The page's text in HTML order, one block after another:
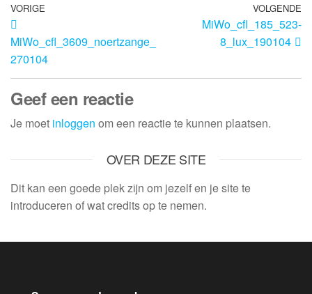
VORIGE
MiWo_cfl_3609_noertzange_
270104
VOLGENDE
MiWo_cfl_185_523-
8_lux_190104
Geef een reactie
Je moet inloggen om een reactie te kunnen plaatsen.
OVER DEZE SITE
Dit kan een goede plek zijn om jezelf en je site te
introduceren of wat credits op te nemen.